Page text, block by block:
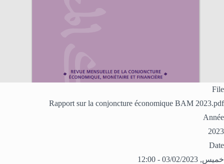
File
Rapport sur la conjoncture économique BAM 2023.pdf
Année
2023
Date
خميس, 03/02/2023 - 12:00